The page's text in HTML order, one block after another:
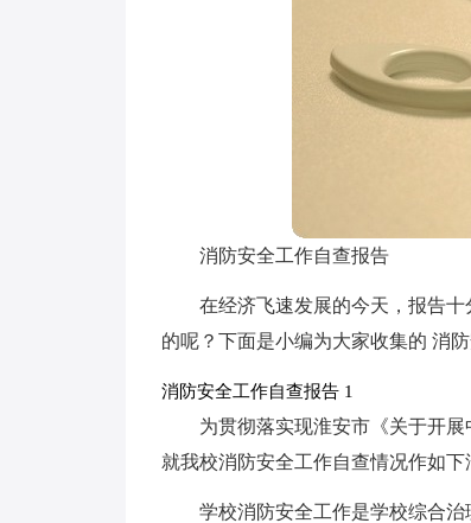
消防安全工作自查报告
在经济飞速发展的今天，报告
的呢？下面是小编为大家收集的 消
消防安全工作自查报告 1
为贯彻落实现淮安市《关于开
就我校消防安全工作自查情况作如下
学校消防安全工作是学校综合